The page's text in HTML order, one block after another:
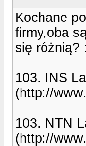
Kochane
firmy,oba
się różnią?
103. INS
(http://
103. NTN
(http://